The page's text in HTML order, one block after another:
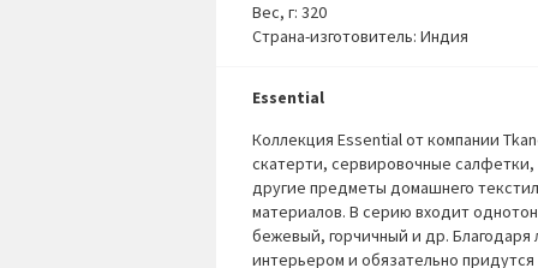
Вес, г: 320
Страна-изготовитель: Индия
Essential
Коллекция Essentialот компании
скатерти, сервировочные
другие предметы домашнего
материалов. В серию входит
бежевый, горчичный и др.
интерьером и обязательно